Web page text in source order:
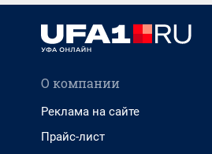
О компании
Реклама на сайте
Прайс-лист